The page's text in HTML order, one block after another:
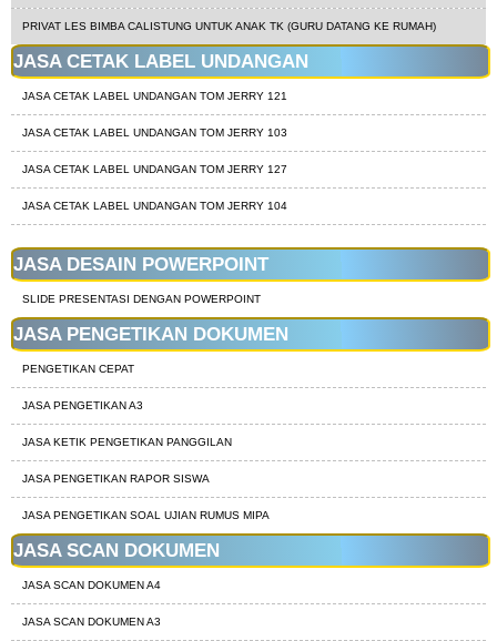
PRIVAT LES BIMBA CALISTUNG UNTUK ANAK TK (GURU DATANG KE RUMAH)
JASA CETAK LABEL UNDANGAN
JASA CETAK LABEL UNDANGAN TOM JERRY 121
JASA CETAK LABEL UNDANGAN TOM JERRY 103
JASA CETAK LABEL UNDANGAN TOM JERRY 127
JASA CETAK LABEL UNDANGAN TOM JERRY 104
JASA DESAIN POWERPOINT
SLIDE PRESENTASI DENGAN POWERPOINT
JASA PENGETIKAN DOKUMEN
PENGETIKAN CEPAT
JASA PENGETIKAN A3
JASA KETIK PENGETIKAN PANGGILAN
JASA PENGETIKAN RAPOR SISWA
JASA PENGETIKAN SOAL UJIAN RUMUS MIPA
JASA SCAN DOKUMEN
JASA SCAN DOKUMEN A4
JASA SCAN DOKUMEN A3